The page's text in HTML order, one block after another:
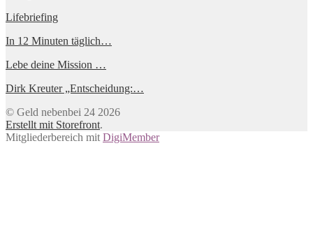
Lifebriefing
In 12 Minuten täglich…
Lebe deine Mission …
Dirk Kreuter „Entscheidung:…
© Geld nebenbei 24 2026
Erstellt mit Storefront.
Mitgliederbereich mit DigiMember